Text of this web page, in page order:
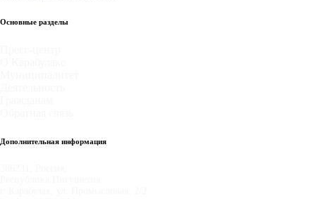
Основные разделы
Дополнительная информация